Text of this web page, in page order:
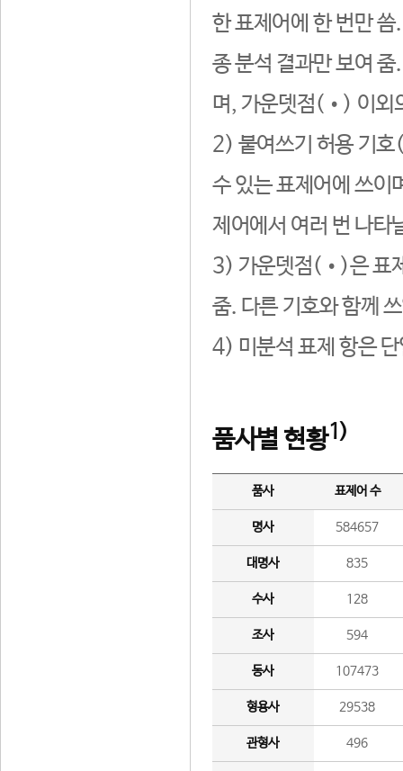
한 표제어에 한 번만
종 분석 결과만 보여
며, 가운뎃점(•) 이외
2) 붙여쓰기 허용 기호
수 있는 표제어에 쓰이
제어에서 여러 번 나타
3) 가운뎃점(•)은 표
줌. 다른 기호와 함께
4) 미분석 표제 항은
품사별 현황1)
품사 표제어 수
명사 584657
대명사 835
수사 128
조사 594
동사 107473
형용사 29538
관형사 496